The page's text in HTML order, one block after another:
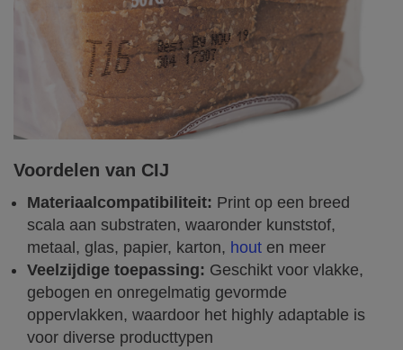
Voordelen van CIJ
Materiaalcompatibiliteit: Print op een breed
scala aan substraten, waaronder kunststof,
metaal, glas, papier, karton, hout en meer
Veelzijdige toepassing: Geschikt voor vlakke,
gebogen en onregelmatig gevormde
oppervlakken, waardoor het highly adaptable is
voor diverse producttypen